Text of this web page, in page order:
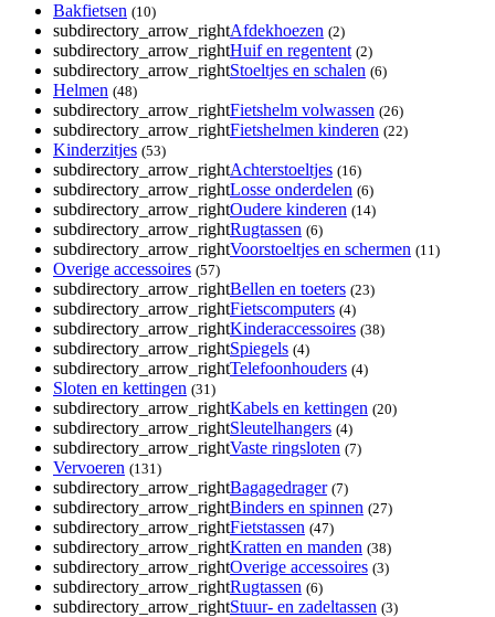
Bakfietsen (10)
subdirectory_arrow_rightAfdekhoezen (2)
subdirectory_arrow_rightHuif en regentent (2)
subdirectory_arrow_rightStoeltjes en schalen (6)
Helmen (48)
subdirectory_arrow_rightFietshelm volwassen (26)
subdirectory_arrow_rightFietshelmen kinderen (22)
Kinderzitjes (53)
subdirectory_arrow_rightAchterstoeltjes (16)
subdirectory_arrow_rightLosse onderdelen (6)
subdirectory_arrow_rightOudere kinderen (14)
subdirectory_arrow_rightRugtassen (6)
subdirectory_arrow_rightVoorstoeltjes en schermen (11)
Overige accessoires (57)
subdirectory_arrow_rightBellen en toeters (23)
subdirectory_arrow_rightFietscomputers (4)
subdirectory_arrow_rightKinderaccessoires (38)
subdirectory_arrow_rightSpiegels (4)
subdirectory_arrow_rightTelefoonhouders (4)
Sloten en kettingen (31)
subdirectory_arrow_rightKabels en kettingen (20)
subdirectory_arrow_rightSleutelhangers (4)
subdirectory_arrow_rightVaste ringsloten (7)
Vervoeren (131)
subdirectory_arrow_rightBagagedrager (7)
subdirectory_arrow_rightBinders en spinnen (27)
subdirectory_arrow_rightFietstassen (47)
subdirectory_arrow_rightKratten en manden (38)
subdirectory_arrow_rightOverige accessoires (3)
subdirectory_arrow_rightRugtassen (6)
subdirectory_arrow_rightStuur- en zadeltassen (3)